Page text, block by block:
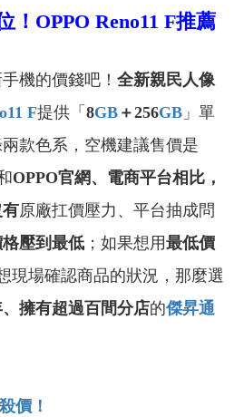
！OPPO Reno11 F推薦
的價錢吧！ 全新親民人像
F提供「 8GB ＋256GB 」單
款色系，空機建議售價是
OPPO官網 、 電商平台相比，
原廠扛價壓力、平台抽成問
壓到最低 ；如果想用最低價
現場確認商品的狀況，那麼選
、 擁有超過百間分店的傑昇通
價！